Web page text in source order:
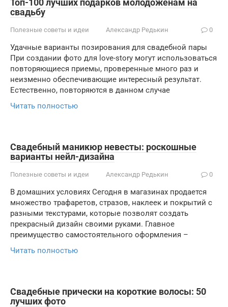
Топ-100 лучших подарков молодоженам на
свадьбу
Полезные советы и идеи Александр Редькин 0
Удачные варианты позирования для свадебной пары
При создании фото для love-story могут использоваться
повторяющиеся приемы, проверенные много раз и
неизменно обеспечивающие интересный результат.
Естественно, повторяются в данном случае
Читать полностью
Свадебный маникюр невесты: роскошные
варианты нейл-дизайна
Полезные советы и идеи Александр Редькин 0
В домашних условиях Сегодня в магазинах продается
множество трафаретов, стразов, наклеек и покрытий с
разными текстурами, которые позволят создать
прекрасный дизайн своими руками. Главное
преимущество самостоятельного оформления –
Читать полностью
Свадебные прически на короткие волосы: 50
лучших фото